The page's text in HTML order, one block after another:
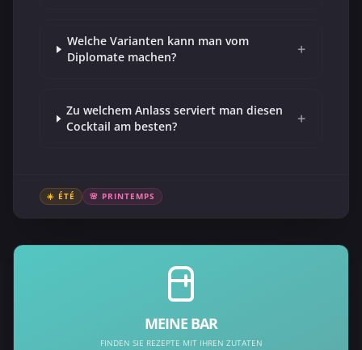
Welche Varianten kann man vom
Diplomate machen?
+
Zu welchem Anlass serviert man diesen
Cocktail am besten?
+
☀️ ÉTÉ 🌸 PRINTEMPS
MEINE BAR
FINDEN SIE REZEPTE MIT IHREN ZUTATEN